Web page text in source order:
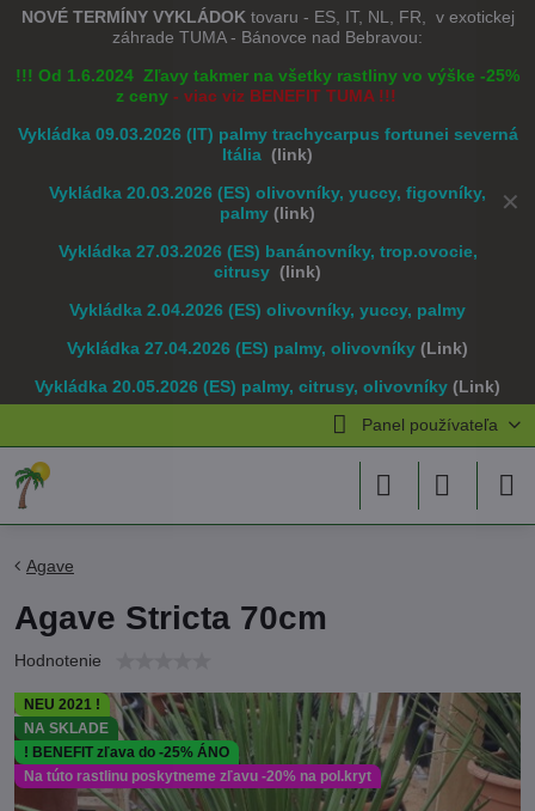
✕
NOVÉ TERMÍNY VYKLÁDOK tovaru - ES, IT, NL, FR, v exotickej
záhrade TUMA - Bánovce nad Bebravou:
!!! Od 1.6.2024 Zľavy takmer na všetky rastliny vo výške -25%
z ceny - viac viz BENEFIT TUMA !!!
Vykládka 09.03.2026 (IT) palmy trachycarpus fortunei severná
Itália (link)
Vykládka 20.03.2026 (ES) olivovníky, yuccy, figovníky,
palmy (link)
Vykládka 27.03.2026 (ES) banánovníky, trop.ovocie,
citrusy (link)
Vykládka 2.04.2026 (ES) olivovníky, yuccy, palmy
Vykládka 27.04.2026 (ES) palmy, olivovníky (Link)
Vykládka 20.05.2026 (ES) palmy, citrusy, olivovníky (Link)
Panel používateľa
NEU 2021 !
NA SKLADE
! BENEFIT zľava do -25% ÁNO
Na túto rastlinu poskytneme zľavu -20% na pol.kryt
Agave
Agave Stricta 70cm
Hodnotenie